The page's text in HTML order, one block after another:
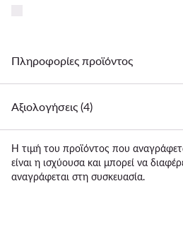
Πληροφορίες προϊόντος
Αξιολογήσεις (4)
Η τιμή του προϊόντος που
είναι η ισχύουσα και μπορεί να
αναγράφεται στη συσκευασία.